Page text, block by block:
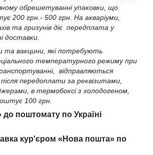
обрешетуванні упаковки, що
200 грн.- 500 грн. На акваріуми,
та гризунів діє передплата у
доставки.
та вакцини, які потребують
температурного режиму при
відправляються
передоплати за реквізитами,
в термобоксі з холодогеном,
100 грн.
поштомату по Україні
кур'єром «Нова пошта» по